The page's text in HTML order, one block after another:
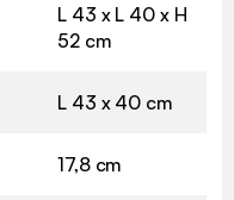
L 43 x L 40 x H
52 cm
L 43 x 40 cm
17,8 cm